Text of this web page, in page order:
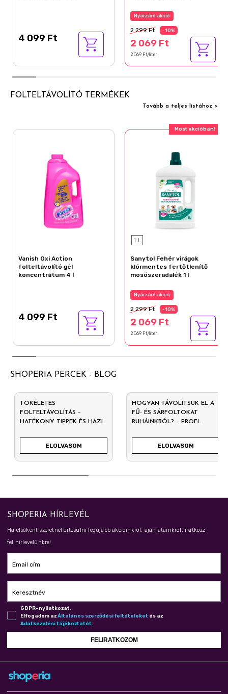
4 099 Ft
Nyárzáró akció
2 299 Ft -10%
2 069 Ft
2 069 Ft/liter
FOLTELTÁVOLÍTÓ TERMÉKEK
Tovább a teljes listához >
Vanish Oxi Action
folteltávolító gél
koncentrátum 4 l
4 099 Ft
Most akcióban!
1 L
Sanytol Fehér virágok
klórmentes fertőtlenítő
mosószeradalék 1 l
Nyárzáró akció
2 299 Ft -10%
2 069 Ft
2 069 Ft/liter
SHOPERIA PERCEK - BLOG
TÖKÉLETES
FOLTELTÁVOLÍTÁS –
HATÉKONY TIPPEK ÉS HÁZI
ELOLVASOM
HOGYAN TÁVOLÍTSUK EL A
FŰ- ÉS SÁRFOLTOKAT
RUHÁINKBÓL? – PROFI
ELLEN
ELOLVASOM
SHOPERIA HÍRLEVÉL
Ha elsőként szeretnél értesülni legújabb akcióinkról, ajánlatainkról, iratkozz
fel hírlevelünkre!
Email cím
Keresztnév
GDPR-nyilatkozat.
Elfogadom azÁl­ta­lá­nos szer­ző­dé­si fel­té­te­le­ket és az
Adat­ke­ze­lé­si tá­jé­koz­ta­tót.
FELIRATKOZOM